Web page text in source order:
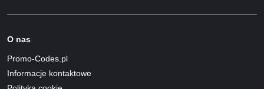
O nas
Promo-Codes.pl
Informacje kontaktowe